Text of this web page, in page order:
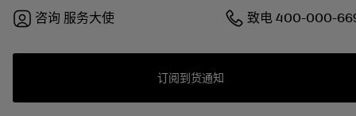
咨询 服务大使 致电400-000-
订阅到货通知